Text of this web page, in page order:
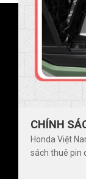
Honda Việt
sách thuê pin